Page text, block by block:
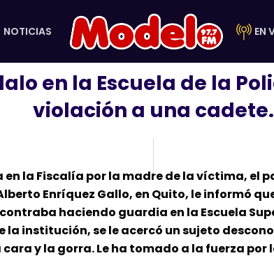
NOTICIAS EN
en la Escuela de la
violación a una cadete.
la Fiscalía por la madre de la víctima, el
Enríquez Gallo, en Quito, le informó
haciendo guardia en la Escuela
institución, se le acercó un sujeto
y la gorra. Le ha tomado a la fuerza